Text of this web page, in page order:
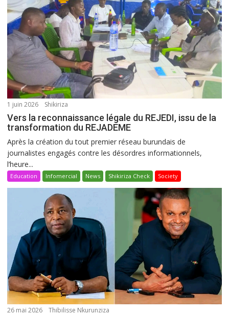
1 juin 2026 Shikiriza
Vers la reconnaissance légale du REJEDI, issu de la
transformation du REJADEME
Après la création du tout premier réseau burundais de
journalistes engagés contre les désordres informationnels,
l’heure...
Education Infomercial News Shikiriza Check Society
26 mai 2026 Thibilisse Nkurunziza